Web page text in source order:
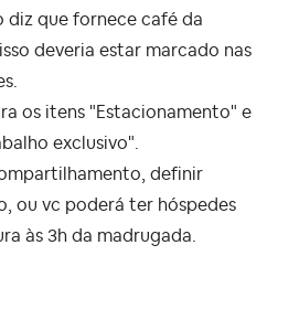
diz que fornece café da
deveria estar marcado nas
os itens "Estacionamento" e
exclusivo".
definir
ou vc poderá ter hóspedes
às 3h da madrugada.